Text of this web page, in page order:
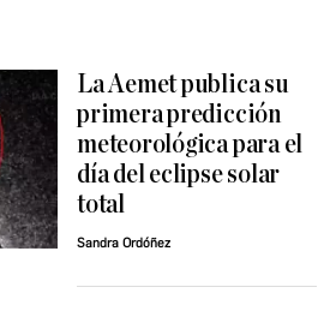
La Aemet publica su
primera predicción
meteorológica para el
día del eclipse solar
total
Sandra Ordóñez